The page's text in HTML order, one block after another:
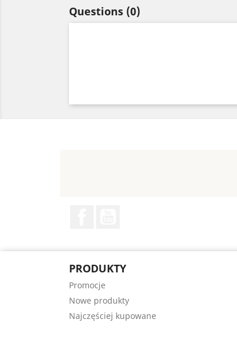
Questions (0)
PRODUKTY
Promocje
Nowe produkty
Najczęściej kupowane